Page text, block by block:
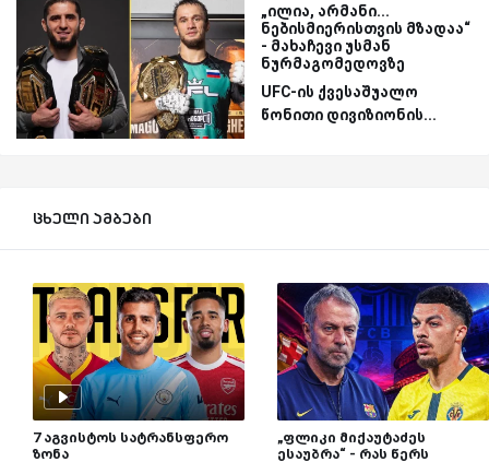
„ილია, არმანი...
ნებისმიერისთვის მზადაა“
- მახაჩევი უსმან
ნურმაგომედოვზე
UFC-ის ქვესაშუალო
წონითი დივიზიონის...
ცხელი ამბები
7 აგვისტოს სატრანსფერო
ზონა
„ფლიკი მიქაუტაძეს
ესაუბრა“ - რას წერს